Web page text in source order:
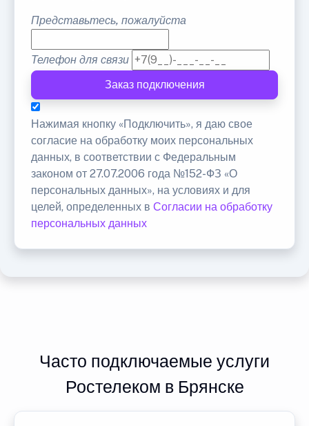
Представьтесь, пожалуйста
Телефон для связи
Заказ подключения
Нажимая кнопку «Подключить», я даю свое
согласие на обработку моих персональных
данных, в соответствии с Федеральным
законом от 27.07.2006 года №152-ФЗ «О
персональных данных», на условиях и для
целей, определенных в Согласии на обработку
персональных данных
Часто подключаемые услуги
Ростелеком в Брянске